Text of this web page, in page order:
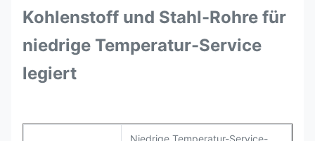
Kohlenstoff und Stahl-Rohre für
niedrige Temperatur-Service
legiert
Niedrige Temperatur-Service-